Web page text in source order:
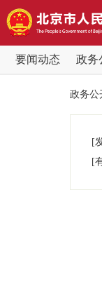
要闻动态 政务
政务公
[
[